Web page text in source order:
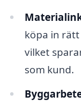
köpa in
vilket
som kund.